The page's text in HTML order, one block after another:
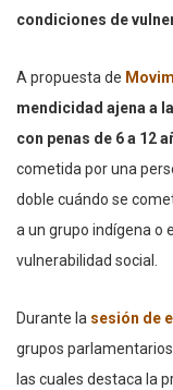
condiciones de
A propuesta de
mendicidad ajena a
con penas de 6 a 12
cometida por una
doble cuándo se
a un grupo indígena o
vulnerabilidad social.
Durante la sesión de
grupos
las cuales destaca la